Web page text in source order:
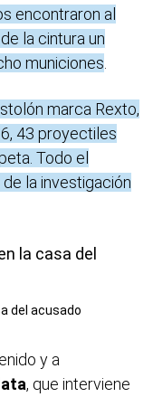
encontraron al
la cintura un
municiones
marca Rexto,
43 proyectiles
Todo el
la investigación
del acusado
y a
, que interviene